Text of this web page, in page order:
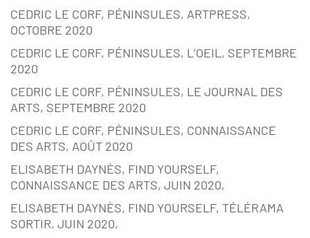
CEDRIC LE CORF, PÉNINSULES, ARTPRESS,
OCTOBRE 2020
CEDRIC LE CORF, PÉNINSULES, L’OEIL, SEPTEMBRE
2020
CEDRIC LE CORF, PÉNINSULES, LE JOURNAL DES
ARTS, SEPTEMBRE 2020
CEDRIC LE CORF, PÉNINSULES, CONNAISSANCE
DES ARTS, AOÛT 2020
ELISABETH DAYNÈS, FIND YOURSELF,
CONNAISSANCE DES ARTS, JUIN 2020,
ELISABETH DAYNÈS, FIND YOURSELF, TÉLÉRAMA
SORTIR, JUIN 2020,